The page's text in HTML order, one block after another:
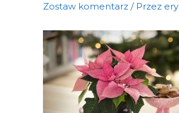
Zostaw komentarz / Przez